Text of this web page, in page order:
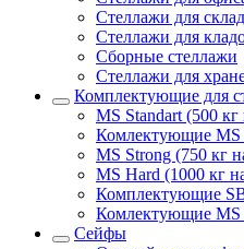
Стеллажи для
Стеллажи для
Сборные стеллажи
Стеллажи для
Комплектующие для
MS Standart (500
Комлектующие
MS Strong (750 кг
MS Hard (1000 кг
Комплектующие
Комлектующие MS
Сейфы